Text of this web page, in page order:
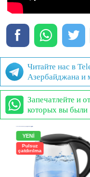
Читайте нас в
Азербайджана и
Запечатлейте и
которых вы были